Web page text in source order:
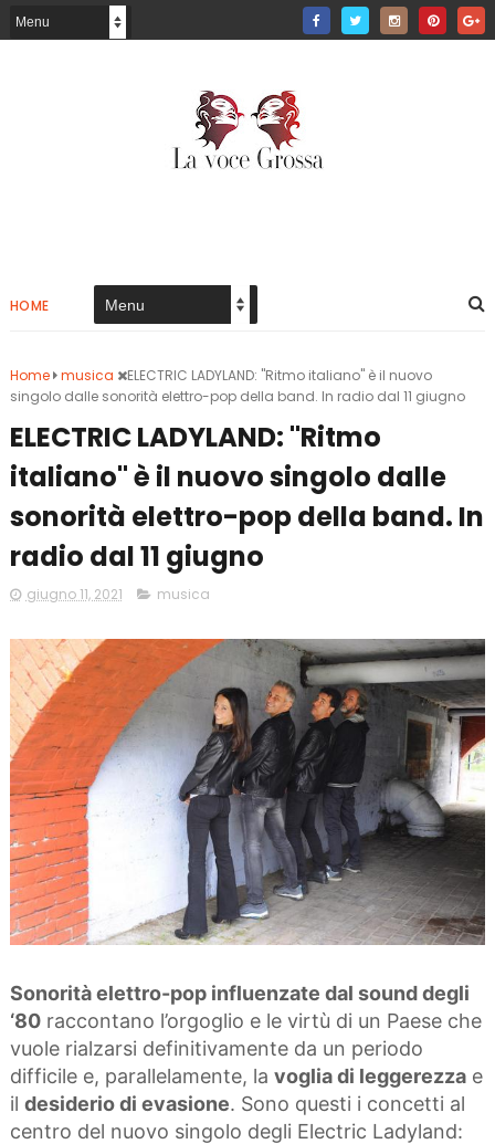
HOME
Home musica
ELECTRIC LADYLAND: "Ritmo italiano" è il nuovo
singolo dalle sonorità elettro-pop della band. In radio dal 11 giugno
ELECTRIC LADYLAND: "Ritmo
italiano" è il nuovo singolo dalle
sonorità elettro-pop della band. In
radio dal 11 giugno
giugno 11, 2021 musica
Sonorità elettro-pop influenzate dal sound degli
‘80 raccontano l’orgoglio e le virtù di un Paese che
vuole rialzarsi definitivamente da un periodo
difficile e, parallelamente, la voglia di leggerezza e
il desiderio di evasione. Sono questi i concetti al
centro del nuovo singolo degli Electric Ladyland: